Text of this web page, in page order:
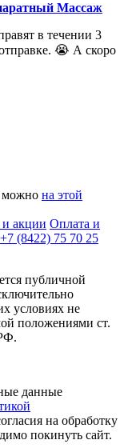
Массаж
в течении 3
😭 А скоро
можно на этой
акции Оплата и
+7 (8422) 75 70 25
публичной
условиях не
положениями ст.
данные
на обработку
покинуть сайт.